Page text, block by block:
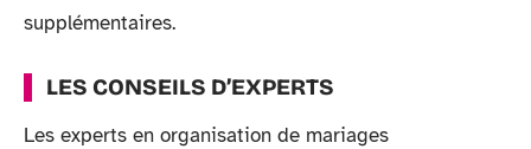
supplémentaires.
LES CONSEILS D’EXPERTS
Les experts en organisation de mariages